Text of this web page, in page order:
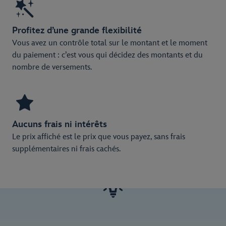
Profitez d’une grande flexibilité
Vous avez un contrôle total sur le montant et le moment
du paiement : c’est vous qui décidez des montants et du
nombre de versements.
Aucuns frais ni intérêts
Le prix affiché est le prix que vous payez, sans frais
supplémentaires ni frais cachés.